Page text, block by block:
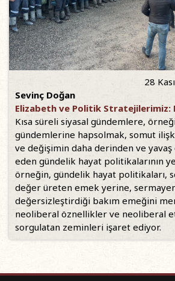
28
Sevinç Doğan
Elizabeth ve Politik Stratejilerimiz:
Kısa süreli siyasal gündemlere,
gündemlerine hapsolmak, somut
ve değişimin daha derinden ve yavaş
eden gündelik hayat politikalarının
örneğin, gündelik hayat politikaları,
değer üreten emek yerine,
değersizleştirdiği bakım emeğini
neoliberal öznellikler ve neoliberal
sorgulatan zeminleri işaret ediyor.